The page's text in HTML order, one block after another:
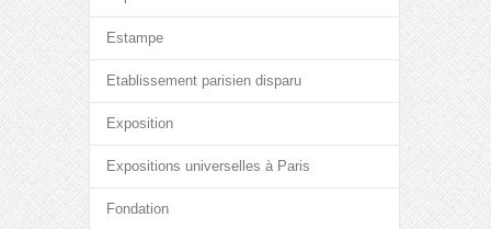
Estampe
Etablissement parisien disparu
Exposition
Expositions universelles à Paris
Fondation